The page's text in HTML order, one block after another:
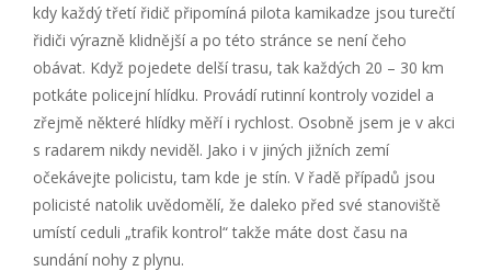
kdy každý třetí řidič připomíná pilota kamikadze jsou turečtí
řidiči výrazně klidnější a po této stránce se není čeho
obávat. Když pojedete delší trasu, tak každých 20 – 30 km
potkáte policejní hlídku. Provádí rutinní kontroly vozidel a
zřejmě některé hlídky měří i rychlost. Osobně jsem je v akci
s radarem nikdy neviděl. Jako i v jiných jižních zemí
očekávejte policistu, tam kde je stín. V řadě případů jsou
policisté natolik uvědomělí, že daleko před své stanoviště
umístí ceduli „trafik kontrol“ takže máte dost času na
sundání nohy z plynu.